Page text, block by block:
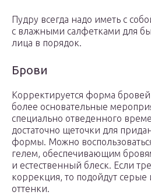
Пудру всегда надо иметь с
с влажными салфетками для
лица в порядок.
Брови
Корректируется форма
более основательные
специально отведенного
достаточно щеточки для
формы. Можно
гелем, обеспечивающим
и естественный блеск. Если
коррекция, то подойдут
оттенки.